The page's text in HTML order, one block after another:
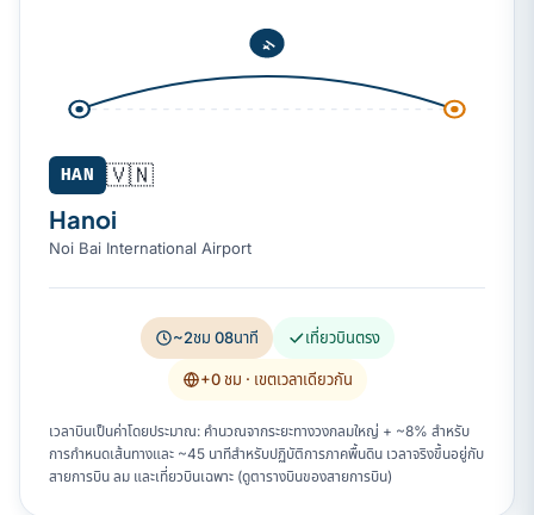
HAN 🇻🇳
Hanoi
Noi Bai International Airport
~2ชม 08นาที เที่ยวบินตรง
+0 ชม · เขตเวลาเดียวกัน
เวลาบินเป็นค่าโดยประมาณ: คำนวณจากระยะทางวงกลมใหญ่ + ~8% สำหรับ
การกำหนดเส้นทางและ ~45 นาทีสำหรับปฏิบัติการภาคพื้นดิน เวลาจริงขึ้นอยู่กับ
สายการบิน ลม และเที่ยวบินเฉพาะ (ดูตารางบินของสายการบิน)